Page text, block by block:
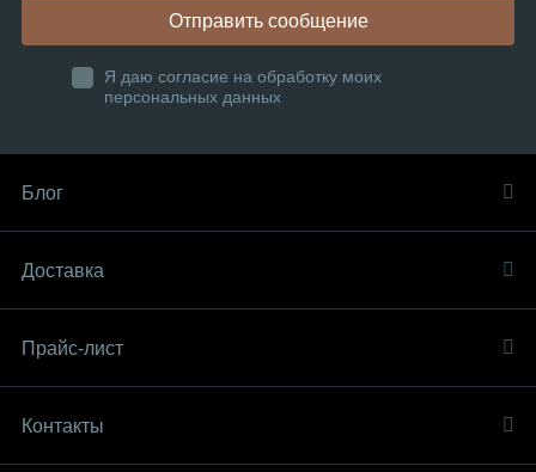
Отправить сообщение
Я даю согласие на обработку моих
персональных данных
Блог
Доставка
Прайс-лист
Контакты